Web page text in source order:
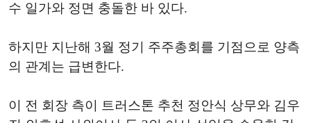
수 일가와 정면 충돌한 바 있다.
하지만 지난해 3월 정기 주주총회를 기점으로 양측
의 관계는 급변한다.
이 전 회장 측이 트러스톤 추천 정안식 상무와 김우